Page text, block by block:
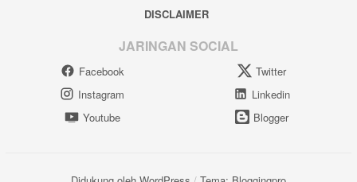
DISCLAIMER
JARINGAN SOCIAL
Facebook
Twitter
Instagram
Linkedin
Youtube
Blogger